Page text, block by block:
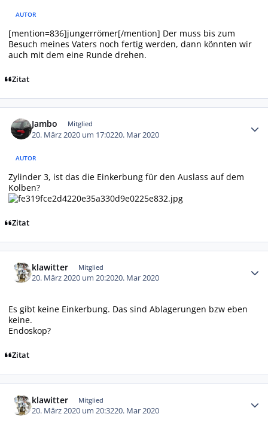
AUTOR
[mention=836]jungerrömer[/mention] Der muss bis zum
Besuch meines Vaters noch fertig werden, dann könnten wir
auch mit dem eine Runde drehen.
Zitat
Jambo Mitglied
20. März 2020 um 17:0220. Mar 2020
AUTOR
Zylinder 3, ist das die Einkerbung für den Auslass auf dem
Kolben?
Zitat
klawitter Mitglied
20. März 2020 um 20:2020. Mar 2020
Es gibt keine Einkerbung. Das sind Ablagerungen bzw eben
keine.
Endoskop?
Zitat
klawitter Mitglied
20. März 2020 um 20:3220. Mar 2020